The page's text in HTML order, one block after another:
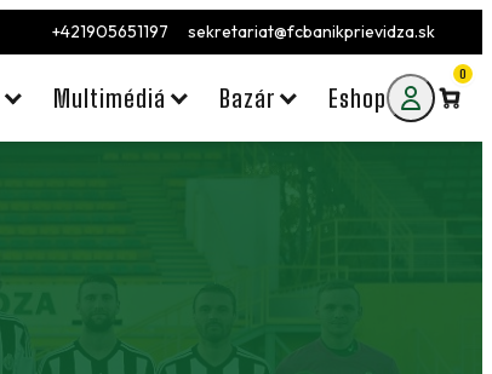
+421905651197 sekretariat@fcbanikprievidza.sk
Multimédiá Bazár Eshop
0